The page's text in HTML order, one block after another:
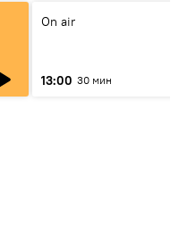
On air
13:00 30 мин